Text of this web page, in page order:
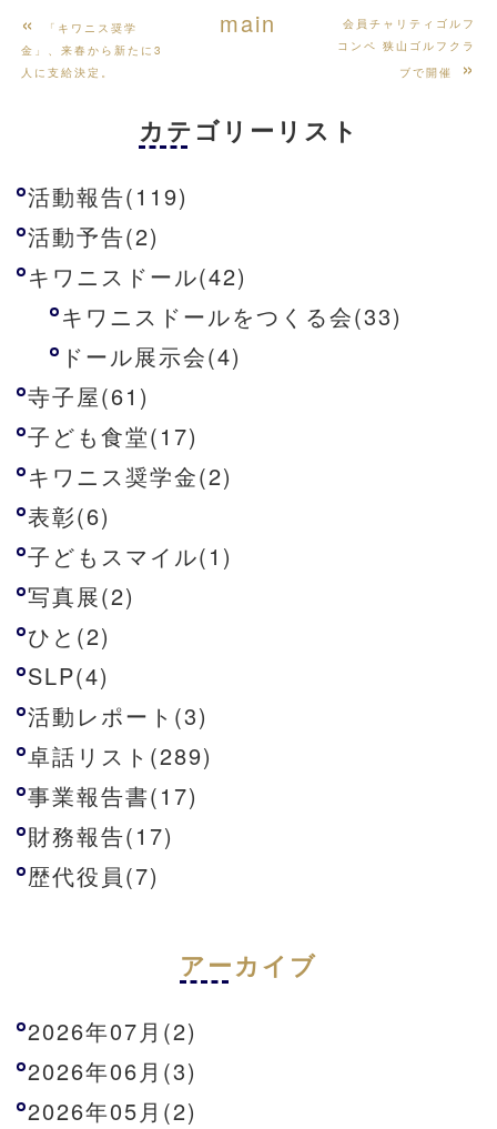
«
「キワニス奨学
金」、来春から新たに3
人に支給決定。
main
会員チャリティゴルフ
コンペ 狭山ゴルフクラ
ブで開催
»
カテゴリーリスト
活動報告(119)
活動予告(2)
キワニスドール(42)
キワニスドールをつくる会(33)
ドール展示会(4)
寺子屋(61)
子ども食堂(17)
キワニス奨学金(2)
表彰(6)
子どもスマイル(1)
写真展(2)
ひと(2)
SLP(4)
活動レポート(3)
卓話リスト(289)
事業報告書(17)
財務報告(17)
歴代役員(7)
アーカイブ
2026年07月(2)
2026年06月(3)
2026年05月(2)